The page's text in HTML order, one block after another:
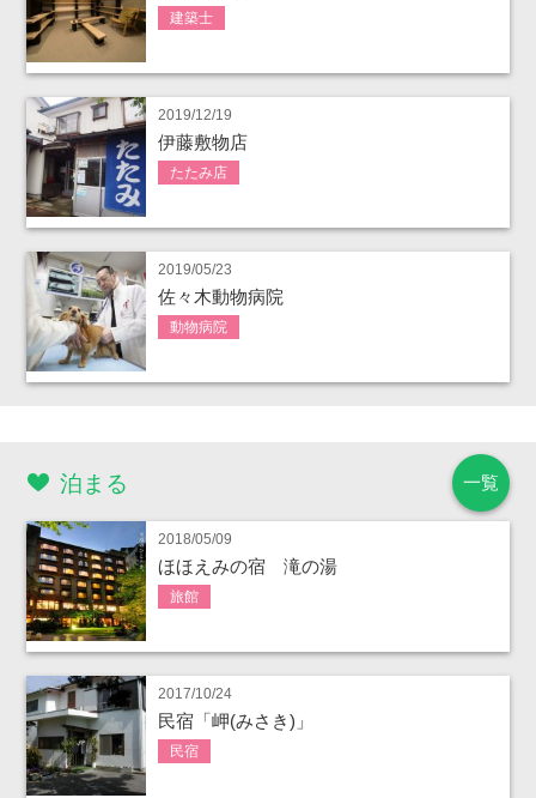
建築士
2019/12/19
伊藤敷物店
たたみ店
2019/05/23
佐々木動物病院
動物病院
一覧
泊まる
2018/05/09
ほほえみの宿 滝の湯
旅館
2017/10/24
民宿「岬(みさき)」
民宿